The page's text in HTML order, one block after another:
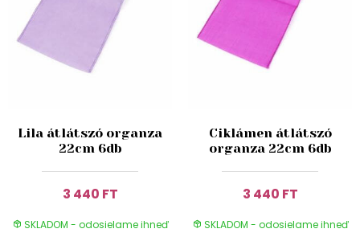
Lila átlátszó organza
22cm 6db
3 440 FT
SKLADOM - odosielame ihneď
Ciklámen átlátszó
organza 22cm 6db
3 440 FT
SKLADOM - odosielame ihneď